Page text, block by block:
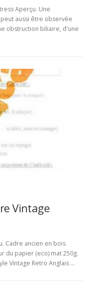
Aperçu. Une
aussi être observée
obstruction biliaire, d'une
Vintage
Cadre ancien en bois
du papier (eco) mat 250g.
Vintage Retro Anglais …